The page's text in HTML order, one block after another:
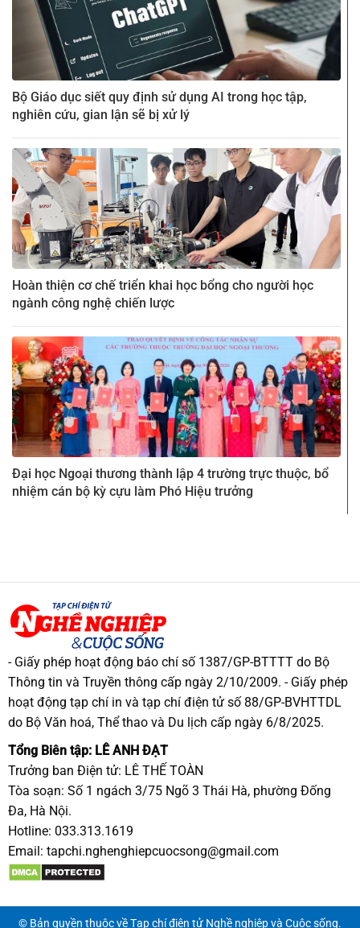
Bộ Giáo dục siết quy định sử dụng AI trong học tập,
nghiên cứu, gian lận sẽ bị xử lý
Hoàn thiện cơ chế triển khai học bổng cho người học
ngành công nghệ chiến lược
Đại học Ngoại thương thành lập 4 trường trực thuộc, bổ
nhiệm cán bộ kỳ cựu làm Phó Hiệu trưởng
- Giấy phép hoạt động báo chí số 1387/GP-BTTTT do Bộ
Thông tin và Truyền thông cấp ngày 2/10/2009. - Giấy phép
hoạt động tạp chí in và tạp chí điện tử số 88/GP-BVHTTDL
do Bộ Văn hoá, Thể thao và Du lịch cấp ngày 6/8/2025.
Tổng Biên tập: LÊ ANH ĐẠT
Trưởng ban Điện tử: LÊ THẾ TOÀN
Tòa soạn: Số 1 ngách 3/75 Ngõ 3 Thái Hà, phường Đống
Đa, Hà Nội.
Hotline: 033.313.1619
Email: tapchi.nghenghiepcuocsong@gmail.com
© Bản quyền thuộc về Tạp chí điện tử Nghề nghiệp và Cuộc sống.